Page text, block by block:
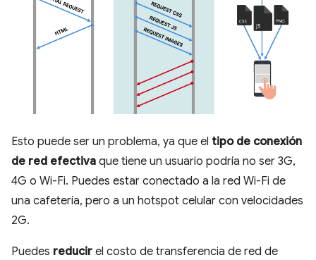
Esto puede ser un problema, ya que el tipo de conexión
de red efectiva que tiene un usuario podría no ser 3G,
4G o Wi-Fi. Puedes estar conectado a la red Wi-Fi de
una cafetería, pero a un hotspot celular con velocidades
2G.
Puedes reducir el costo de transferencia de red de